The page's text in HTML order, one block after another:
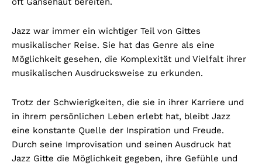
Jazz war immer ein wichtiger Teil von Gittes
musikalischer Reise. Sie hat das Genre als eine
Möglichkeit gesehen, die Komplexität und Vielfalt ihrer
musikalischen Ausdrucksweise zu erkunden.
Trotz der Schwierigkeiten, die sie in ihrer Karriere und
in ihrem persönlichen Leben erlebt hat, bleibt Jazz
eine konstante Quelle der Inspiration und Freude.
Durch seine Improvisation und seinen Ausdruck hat
Jazz Gitte die Möglichkeit gegeben, ihre Gefühle und